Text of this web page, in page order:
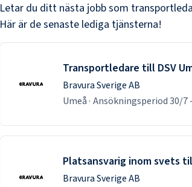
Letar du ditt nästa jobb som
Här är de senaste lediga tjänsterna!
Transportledare till DSV
Bravura Sverige AB
Umeå · Ansökningsperiod30/7-
Platsansvarig inom svets
Bravura Sverige AB